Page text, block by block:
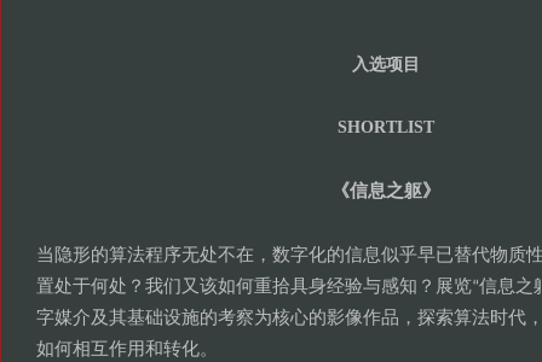
入选项目
SHORTLIST
《信息之躯》
当隐形的算法程序无处不在， 数字化的信息似乎早已替代物质
置处于何处 ？ 我们又该如何重拾具身经验与感知 ？ 展览“信息之
字媒介及其基础设施的考察为核心的影像作品 ， 探索算法时代
如何相互作用和转化。